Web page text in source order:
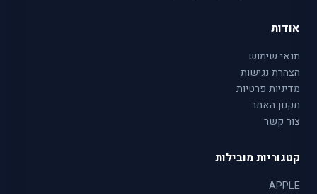
אודות
תנאי שימוש
הצהרת נגישות
מדיניות פרטיות
תקנון האתר
צור קשר
קטגוריות מובילות
APPLE